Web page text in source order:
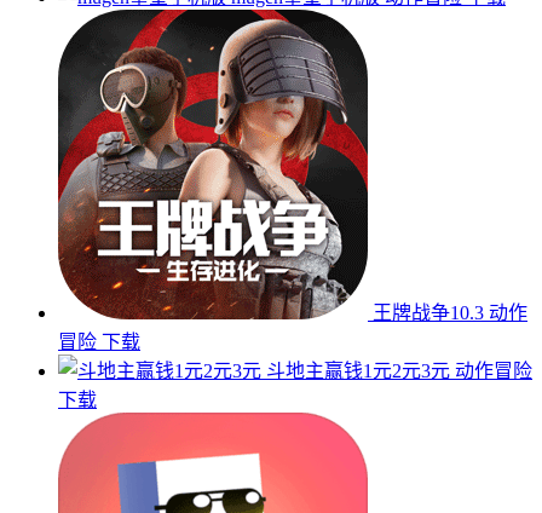
王牌战争10.3 动作
冒险 下载
斗地主赢钱1元2元3元 动作冒险
下载